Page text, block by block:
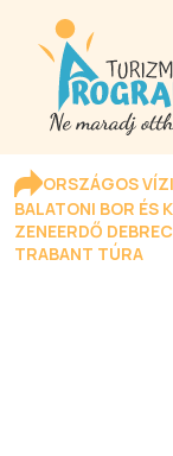
ORSZÁGOS
BALATONI BOR ÉS
ZENEERDŐ
TRABANT TÚRA